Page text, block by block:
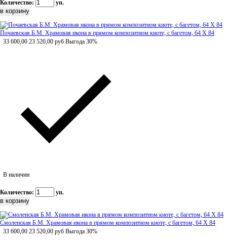
Количество: уп.
Почаевская Б.М. Храмовая икона в прямом композитном киоте, с багетом, 64 Х 84
33 600,00 23 520,00 руб Выгода 30%
В наличии
Количество: уп.
Смоленская Б.М. Храмовая икона в прямом композитном киоте, с багетом, 64 Х 84
33 600,00 23 520,00 руб Выгода 30%